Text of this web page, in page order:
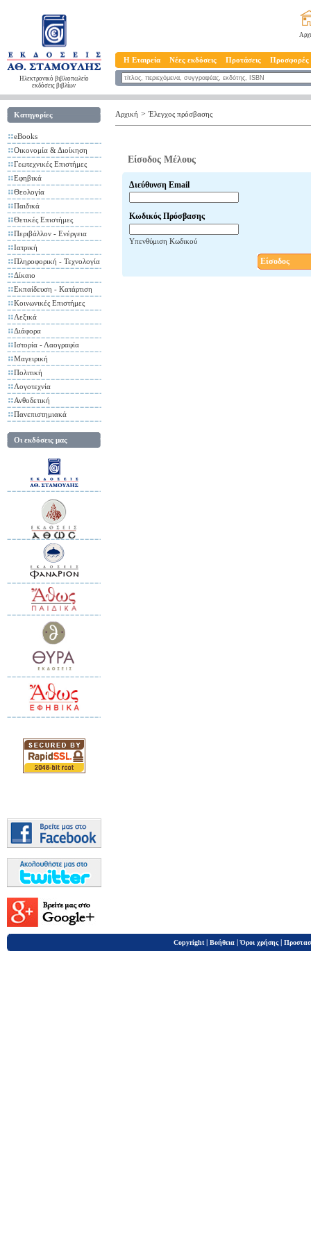
Ηλεκτρονικό βιβλιοπωλείο
εκδόσεις βιβλίων
Η Εταιρεία Νέες εκδόσεις Προτάσεις Προσφορές
Κατηγορίες
eBooks
Οικονομία & Διοίκηση
Γεωτεχνικές Επιστήμες
Εφηβικά
Θεολογία
Παιδικά
Θετικές Επιστήμες
Περιβάλλον - Ενέργεια
Ιατρική
Πληροφορική - Τεχνολογία
Δίκαιο
Εκπαίδευση - Κατάρτιση
Κοινωνικές Επιστήμες
Λεξικά
Διάφορα
Ιστορία - Λαογραφία
Μαγειρική
Πολιτική
Λογοτεχνία
Ανθοδετική
Πανεπιστημιακά
Οι εκδόσεις μας
Αρχική > Έλεγχος πρόσβασης
Είσοδος Μέλους
Διεύθυνση Email
Κωδικός Πρόσβασης
Υπενθύμιση Κωδικού
Είσοδος
Copyright | Βοήθεια |Όροι χρήσης |